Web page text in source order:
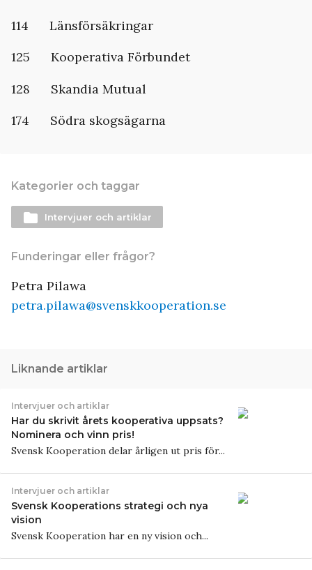
114 Länsförsäkringar
125 Kooperativa Förbundet
128 Skandia Mutual
174 Södra skogsägarna
Kategorier och taggar
folder Intervjuer och artiklar
Funderingar eller frågor?
Petra Pilawa
petra.pilawa@svenskkooperation.se
Liknande artiklar
Intervjuer och artiklar
Har du skrivit årets kooperativa uppsats?
Nominera och vinn pris!
Svensk Kooperation delar årligen ut pris för...
Intervjuer och artiklar
Svensk Kooperations strategi och nya
vision
Svensk Kooperation har en ny vision och...